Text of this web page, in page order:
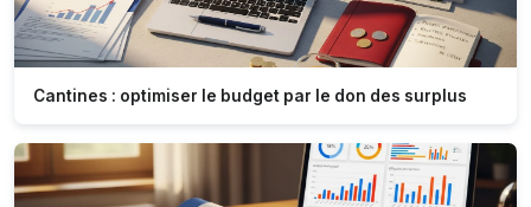
Cantines : optimiser le budget par le don des surplus